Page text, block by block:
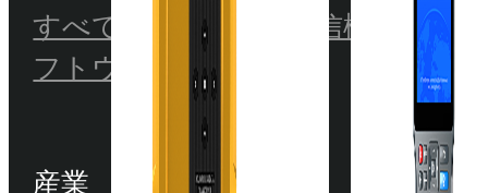
すべての製品GNSS受信機
トータ
フトウェア
産業